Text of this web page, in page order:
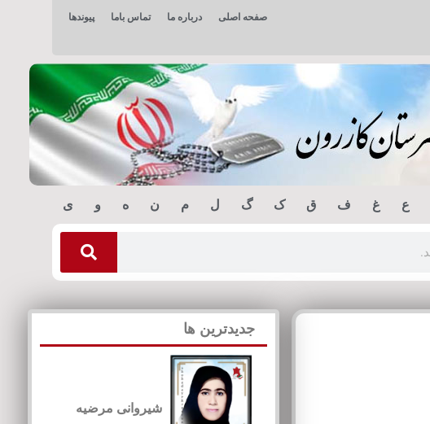
صفحه اصلی درباره ما تماس باما پیوندها
ع غ ف ق ک گ ل م ن ه و ی
جدیدترین ها
شیروانی مرضیه